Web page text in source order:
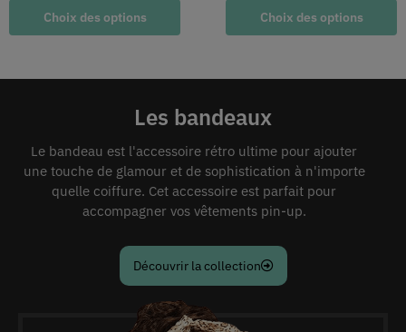
Choix des options Choix des options
Les bandeaux
Le bandeau est l'accessoire rétro ultime pour ajouter
une touche de glamour et de sophistication à n'importe
quelle coiffure. Cet accessoire est parfait pour
accompagner vos vêtements pin-up.
Découvrir la collection